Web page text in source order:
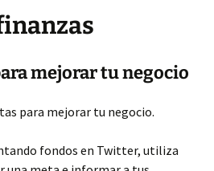
mejorar tu negocio
para mejorar tu negocio.
fondos en Twitter, utiliza